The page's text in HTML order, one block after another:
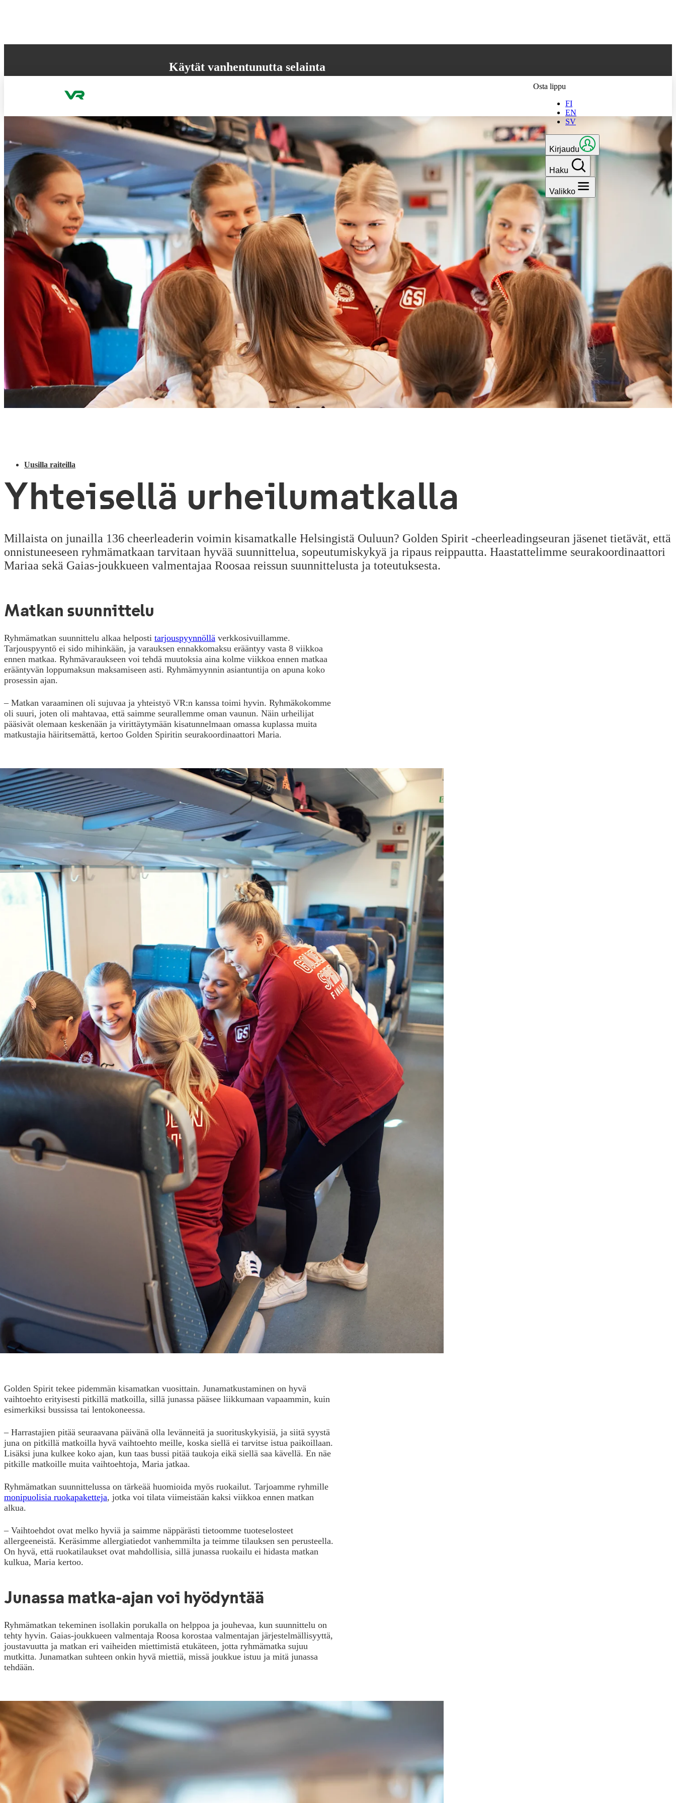
Käytät vanhentunutta selainta
Osta lippu
FI
EN
SV
Kirjaudu
Haku
Valikko
Uusilla raiteilla
Yhteisellä ur­hei­lu­mat­kal­la
Millaista on junailla 136 cheerleaderin voimin kisamatkalle Helsingistä Ouluun? Golden Spirit -cheerleadingseuran jäsenet tietävät, että
onnistuneeseen ryhmämatkaan tarvitaan hyvää suunnittelua, sopeutumiskykyä ja ripaus reippautta. Haastattelimme seurakoordinaattori
Mariaa sekä Gaias-joukkueen valmentajaa Roosaa reissun suunnittelusta ja toteutuksesta.
Matkan suunnittelu
Ryhmämatkan suunnittelu alkaa helposti tarjouspyynnöllä verkkosivuillamme.
Tarjouspyyntö ei sido mihinkään, ja varauksen ennakkomaksu erääntyy vasta 8 viikkoa
ennen matkaa. Ryhmävaraukseen voi tehdä muutoksia aina kolme viikkoa ennen matkaa
erääntyvän loppumaksun maksamiseen asti. Ryhmämyynnin asiantuntija on apuna koko
prosessin ajan.
– Matkan varaaminen oli sujuvaa ja yhteistyö VR:n kanssa toimi hyvin. Ryhmäkokomme
oli suuri, joten oli mahtavaa, että saimme seurallemme oman vaunun. Näin urheilijat
pääsivät olemaan keskenään ja virittäytymään kisatunnelmaan omassa kuplassa muita
matkustajia häiritsemättä, kertoo Golden Spiritin seurakoordinaattori Maria.
Golden Spirit tekee pidemmän kisamatkan vuosittain. Junamatkustaminen on hyvä
vaihtoehto erityisesti pitkillä matkoilla, sillä junassa pääsee liikkumaan vapaammin, kuin
esimerkiksi bussissa tai lentokoneessa.
– Harrastajien pitää seuraavana päivänä olla levänneitä ja suorituskykyisiä, ja siitä syystä
juna on pitkillä matkoilla hyvä vaihtoehto meille, koska siellä ei tarvitse istua paikoillaan.
Lisäksi juna kulkee koko ajan, kun taas bussi pitää taukoja eikä siellä saa kävellä. En näe
pitkille matkoille muita vaihtoehtoja, Maria jatkaa.
Ryhmämatkan suunnittelussa on tärkeää huomioida myös ruokailut. Tarjoamme ryhmille
monipuolisia ruokapaketteja, jotka voi tilata viimeistään kaksi viikkoa ennen matkan
alkua.
– Vaihtoehdot ovat melko hyviä ja saimme näppärästi tietoomme tuoteselosteet
allergeeneistä. Keräsimme allergiatiedot vanhemmilta ja teimme tilauksen sen perusteella.
On hyvä, että ruokatilaukset ovat mahdollisia, sillä junassa ruokailu ei hidasta matkan
kulkua, Maria kertoo.
Junassa matka-ajan voi hyödyntää
Ryhmämatkan tekeminen isollakin porukalla on helppoa ja jouhevaa, kun suunnittelu on
tehty hyvin. Gaias-joukkueen valmentaja Roosa korostaa valmentajan järjestelmällisyyttä,
joustavuutta ja matkan eri vaiheiden miettimistä etukäteen, jotta ryhmämatka sujuu
mutkitta. Junamatkan suhteen onkin hyvä miettiä, missä joukkue istuu ja mitä junassa
tehdään.